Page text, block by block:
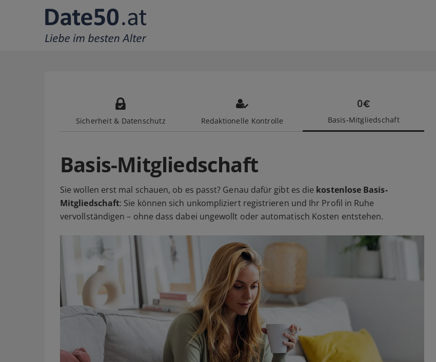
Sicherheit & Datenschutz Redaktionelle Kontrolle Basis-Mitgliedschaft
Basis-Mitgliedschaft
Sie wollen erst mal schauen, ob es passt? Genau dafür gibt es die kostenlose Basis-
Mitgliedschaft: Sie können sich unkompliziert registrieren und Ihr Profil in Ruhe
vervollständigen – ohne dass dabei ungewollt oder automatisch Kosten entstehen.